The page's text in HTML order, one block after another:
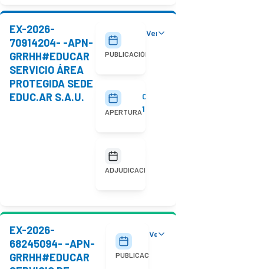
EX-2026-
70914204- -APN-
GRRHH#EDUCAR
SERVICIO ÁREA
PROTEGIDA SEDE
EDUC.AR S.A.U.
PUBLICACIÓN
29/07/2026
APERTURA
05/08/2026
10:00
ADJUDICACIÓN
Ver detalles
EX-2026-
68245094- -APN-
GRRHH#EDUCAR
PUBLICACIÓN
20/07/2026
Ver detalles